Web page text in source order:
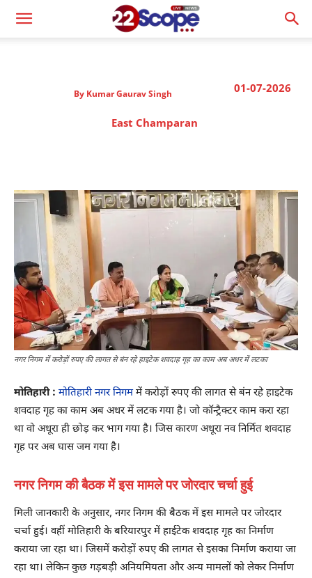
01-07-2026
By Kumar Gaurav Singh
East Champaran
नगर निगम में करोड़ों रुपए की लागत से बंन रहे हाइटेक शवदाह गृह का काम अब अधर में लटका
मोतिहारी : मोतिहारी नगर निगममें करोड़ों रुपए की लागत से बंन रहे हाइटेक
शवदाह गृह का काम अब अधर में लटक गया है। जो कॉन्ट्रैक्टर काम करा रहा
था वो अधूरा ही छोड़ कर भाग गया है। जिस कारण अधूरा नव निर्मित शवदाह
गृह पर अब घास जम गया है।
नगर निगम की बैठक में इस मामले पर जोरदार चर्चा हुई
मिली जानकारी के अनुसार, नगर निगम की बैठक में इस मामले पर जोरदार
चर्चा हुई। वहीं मोतिहारी के बरियारपुर में हाईटेक शवदाह गृह का निर्माण
कराया जा रहा था। जिसमें करोड़ों रुपए की लागत से इसका निर्माण कराया जा
रहा था। लेकिन कुछ गड़बड़ी अनियमियता और अन्य मामलों को लेकर निर्माण